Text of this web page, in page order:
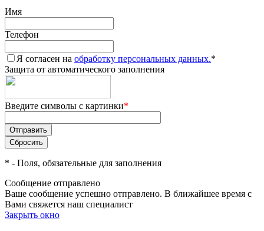
Имя
Телефон
Я согласен на обработку персональных данных.*
Защита от автоматического заполнения
Введите символы с картинки*
* - Поля, обязательные для заполнения
Сообщение отправлено
Ваше сообщение успешно отправлено. В ближайшее время с
Вами свяжется наш специалист
Закрыть окно